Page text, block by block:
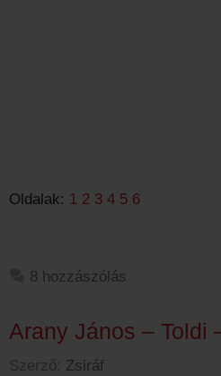
Oldalak: 1 2 3 4 5 6
8 hozzászólás
Arany János – Toldi
Szerző: Zsiráf